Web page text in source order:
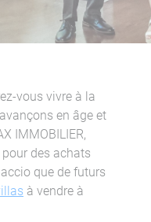
vous vivre à la
en âge et
IMMOBILIER,
des achats
que de futurs
à vendre à